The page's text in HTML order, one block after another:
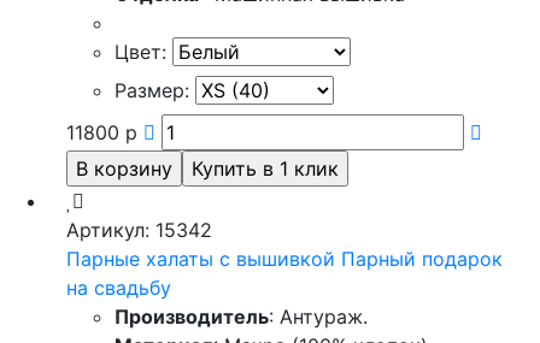
Цвет:
Размер:
11800 р
Артикул: 15342
Парные халаты с вышивкой Парный подарок
на свадьбу
Производитель: Антураж.